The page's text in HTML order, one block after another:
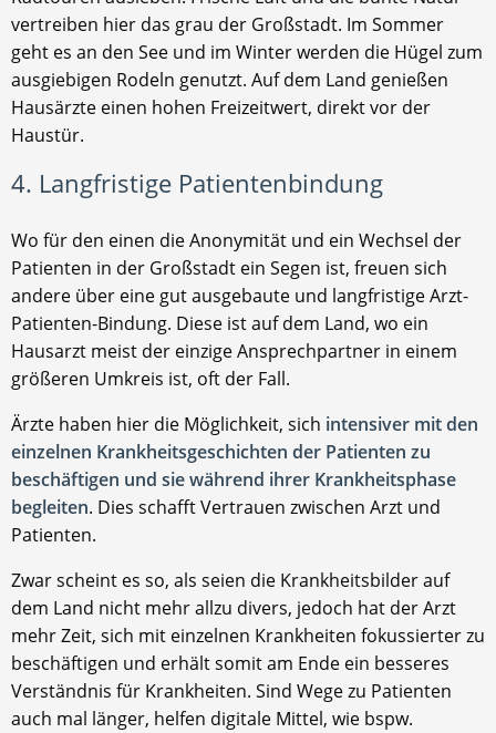
vertreiben hier das grau der Großstadt. Im Sommer
geht es an den See und im Winter werden die Hügel zum
ausgiebigen Rodeln genutzt. Auf dem Land genießen
Hausärzte einen hohen Freizeitwert, direkt vor der
Haustür.
4. Langfristige Patientenbindung
Wo für den einen die Anonymität und ein Wechsel der
Patienten in der Großstadt ein Segen ist, freuen sich
andere über eine gut ausgebaute und langfristige Arzt-
Patienten-Bindung. Diese ist auf dem Land, wo ein
Hausarzt meist der einzige Ansprechpartner in einem
größeren Umkreis ist, oft der Fall.
Ärzte haben hier die Möglichkeit, sich intensiver mit den
einzelnen Krankheitsgeschichten der Patienten zu
beschäftigen und sie während ihrer Krankheitsphase
begleiten. Dies schafft Vertrauen zwischen Arzt und
Patienten.
Zwar scheint es so, als seien die Krankheitsbilder auf
dem Land nicht mehr allzu divers, jedoch hat der Arzt
mehr Zeit, sich mit einzelnen Krankheiten fokussierter zu
beschäftigen und erhält somit am Ende ein besseres
Verständnis für Krankheiten. Sind Wege zu Patienten
auch mal länger, helfen digitale Mittel, wie bspw.